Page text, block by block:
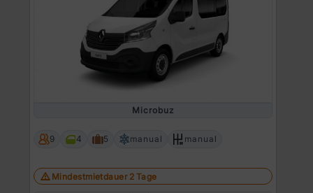
Microbuz
9 4 5 manual manual
Mindestmietdauer 2 Tage